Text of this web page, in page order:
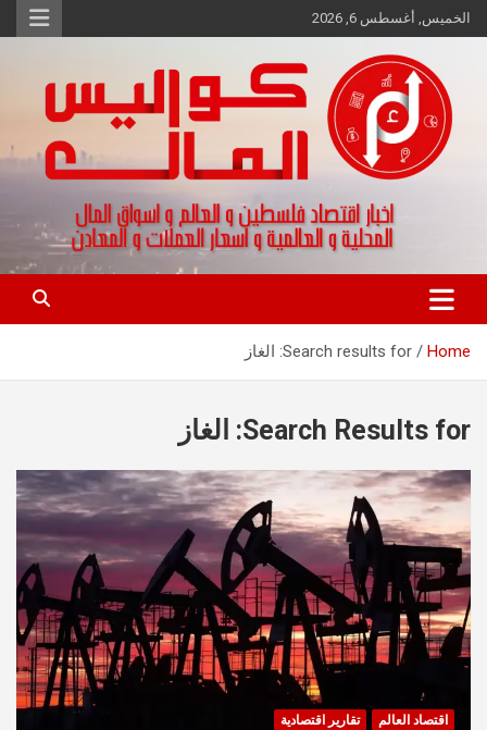
Skip
to
الخميس, أغسطس 6, 2026
كواليس المال
اخبار اقتصاد فلسطين و العالم و تقارير اسواق المال و العملات
Home Search results for: الغاز
Search Results for: الغاز
اقتصاد العالم تقارير اقتصادية